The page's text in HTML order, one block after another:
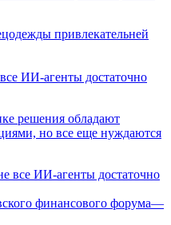
ИИ-агенты достаточно
решения обладают
но все еще нуждаются
финансового форума—